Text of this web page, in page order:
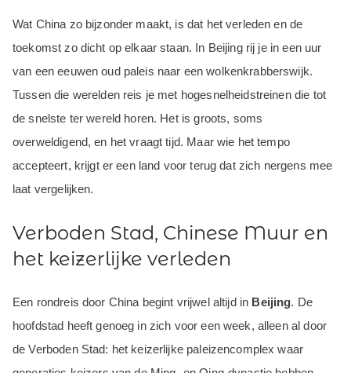
Wat China zo bijzonder maakt, is dat het verleden en de
toekomst zo dicht op elkaar staan. In Beijing rij je in een uur
van een eeuwen oud paleis naar een wolkenkrabberswijk.
Tussen die werelden reis je met hogesnelheidstreinen die tot
de snelste ter wereld horen. Het is groots, soms
overweldigend, en het vraagt tijd. Maar wie het tempo
accepteert, krijgt er een land voor terug dat zich nergens mee
laat vergelijken.
Verboden Stad, Chinese Muur en
het keizerlijke verleden
Een rondreis door China begint vrijwel altijd in Beijing. De
hoofdstad heeft genoeg in zich voor een week, alleen al door
de Verboden Stad: het keizerlijke paleizencomplex waar